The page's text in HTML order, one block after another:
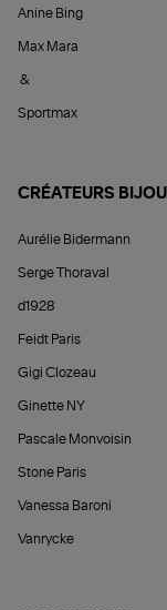
Anine Bing
Max Mara
&
Sportmax
CRÉATEURS
Aurélie Bidermann
Serge Thoraval
d1928
Feidt Paris
Gigi Clozeau
Ginette NY
Pascale Monvoisin
Stone Paris
Vanessa Baroni
Vanrycke